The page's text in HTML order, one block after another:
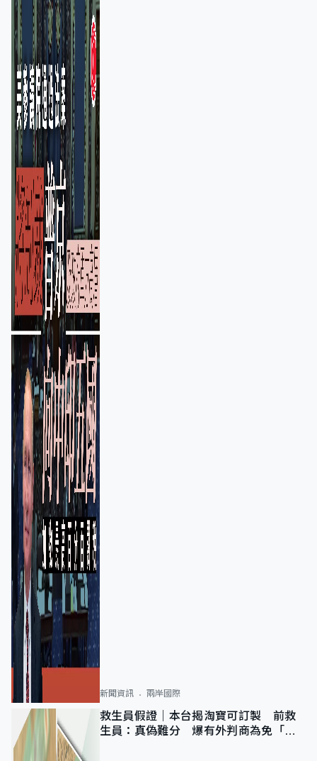
新聞資訊 兩岸國際
救生員假證｜本台揭淘寶可訂製 前救
生員：真偽難分 爆有外判商為免「封